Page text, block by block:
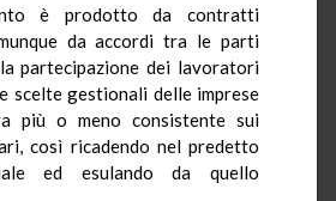
è prodotto da contratti
da accordi tra le parti
partecipazione dei lavoratori
scelte gestionali delle imprese
più o meno consistente sui
così ricadendo nel predetto
ed esulando da quello